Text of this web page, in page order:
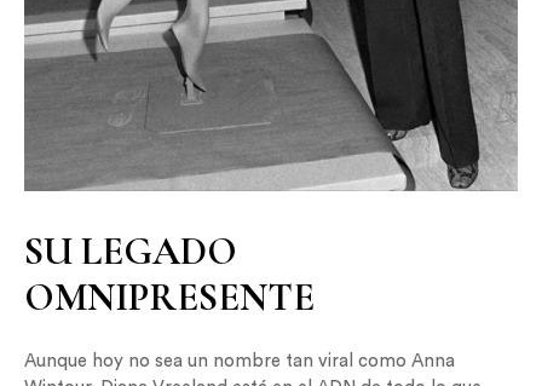
SU LEGADO
OMNIPRESENTE
Aunque hoy no sea un nombre tan viral como Anna